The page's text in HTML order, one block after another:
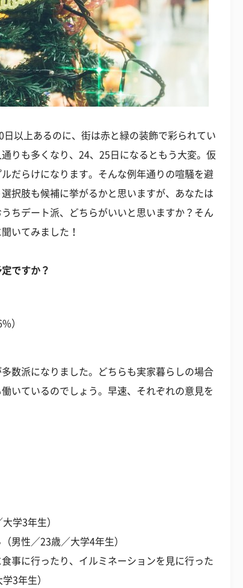
以上あるのに、街は赤と緑の装飾で彩られてい
りも多くなり、24、25日になるともう大変。仮
だらけになります。そんな例年通りの喧騒を避
択肢も候補に挙がるかと思いますが、あなたは
ちデート派、どちらがいいと思いますか？そん
いてみました！
ですか？
）
数派になりました。どちらも実家暮らしの場合
いているのでしょう。早速、それぞれの意見を
学3年生）
男性／23歳／大学4年生）
事に行ったり、イルミネーションを見に行った
3年生）